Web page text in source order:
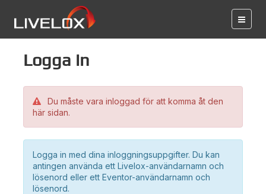
Logga in
Du måste vara inloggad för att komma åt den
här sidan.
Logga in med dina inloggningsuppgifter. Du kan
antingen använda ett Livelox-användarnamn och
lösenord eller ett Eventor-användarnamn och
lösenord.